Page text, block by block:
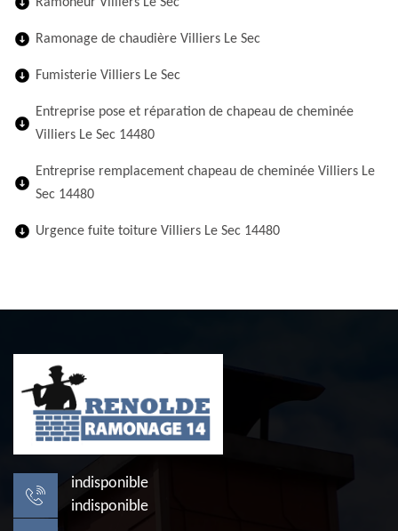
Ramonage de chaudière Villiers Le Sec
Fumisterie Villiers Le Sec
Entreprise pose et réparation de chapeau de cheminée
Villiers Le Sec 14480
Entreprise remplacement chapeau de cheminée Villiers Le
Sec 14480
Urgence fuite toiture Villiers Le Sec 14480
indisponible
indisponible